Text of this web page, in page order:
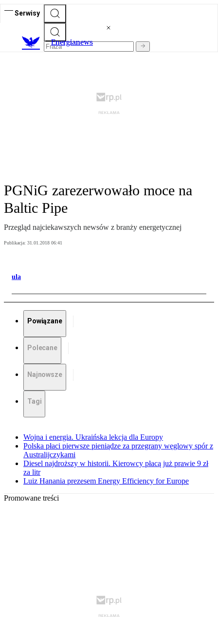
Serwisy
Energianews
PGNiG zarezerwowało moce na
Baltic Pipe
Przegląd najciekawszych newsów z branży energetycznej
Publikacja: 31.01.2018 06:41
ula
Powiązane
Polecane
Najnowsze
Tagi
Wojna i energia. Ukraińska lekcja dla Europy
Polska płaci pierwsze pieniądze za przegrany węglowy spór z
Australijczykami
Diesel najdroższy w historii. Kierowcy płacą już prawie 9 zł
za litr
Luiz Hanania prezesem Energy Efficiency for Europe
Promowane treści